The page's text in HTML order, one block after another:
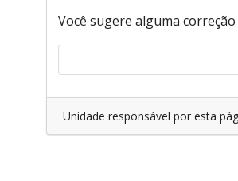
Você sugere alguma
Unidade responsável por esta